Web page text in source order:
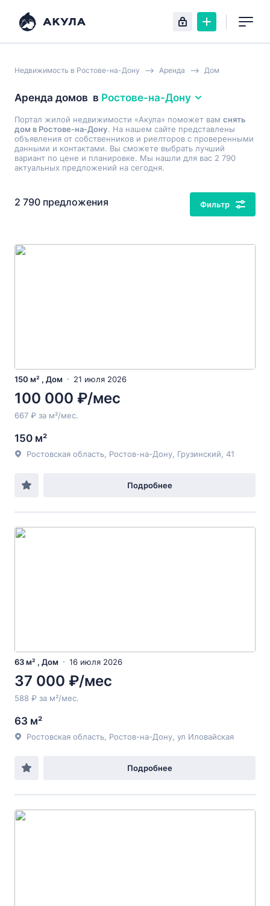
Недвижимость в Ростове-на-Дону Аренда Дом
Аренда домов в Ростове-на-Дону
Портал жилой недвижимости «Акула» поможет вам снять
дом в Ростове-на-Дону. На нашем сайте представлены
объявления от собственников и риелторов с проверенными
данными и контактами. Вы сможете выбрать лучший
вариант по цене и планировке. Мы нашли для вас 2 790
актуальных предложений на сегодня.
2 790 предложения Фильтр
150 м² , Дом 21 июля 2026
100 000 ₽/мес
667 ₽ за м²/мес.
150 м²
Ростовская область, Ростов-на-Дону, Грузинский, 41
Подробнее
63 м² , Дом 16 июля 2026
37 000 ₽/мес
588 ₽ за м²/мес.
63 м²
Ростовская область, Ростов-на-Дону, ул Иловайская
Подробнее